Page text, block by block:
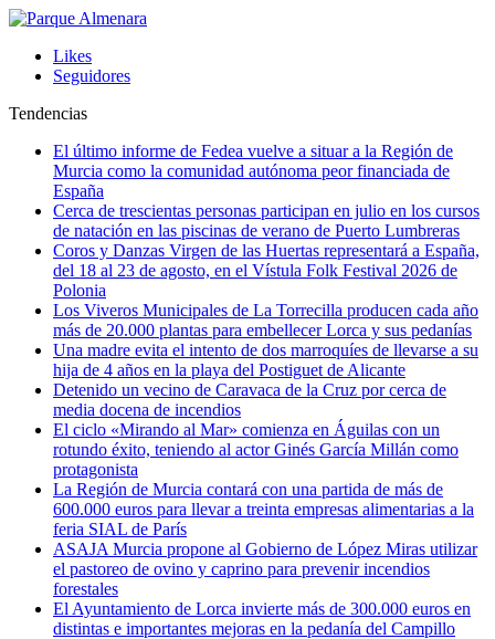
Likes
Seguidores
Tendencias
El último informe de Fedea vuelve a situar a la Región de
Murcia como la comunidad autónoma peor financiada de
España
Cerca de trescientas personas participan en julio en los cursos
de natación en las piscinas de verano de Puerto Lumbreras
Coros y Danzas Virgen de las Huertas representará a España,
del 18 al 23 de agosto, en el Vístula Folk Festival 2026 de
Polonia
Los Viveros Municipales de La Torrecilla producen cada año
más de 20.000 plantas para embellecer Lorca y sus pedanías
Una madre evita el intento de dos marroquíes de llevarse a su
hija de 4 años en la playa del Postiguet de Alicante
Detenido un vecino de Caravaca de la Cruz por cerca de
media docena de incendios
El ciclo «Mirando al Mar» comienza en Águilas con un
rotundo éxito, teniendo al actor Ginés García Millán como
protagonista
La Región de Murcia contará con una partida de más de
600.000 euros para llevar a treinta empresas alimentarias a la
feria SIAL de París
ASAJA Murcia propone al Gobierno de López Miras utilizar
el pastoreo de ovino y caprino para prevenir incendios
forestales
El Ayuntamiento de Lorca invierte más de 300.000 euros en
distintas e importantes mejoras en la pedanía del Campillo